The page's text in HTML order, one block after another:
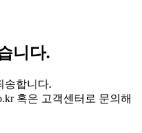
니다.
송합니다.
혹은 고객센터로 문의해